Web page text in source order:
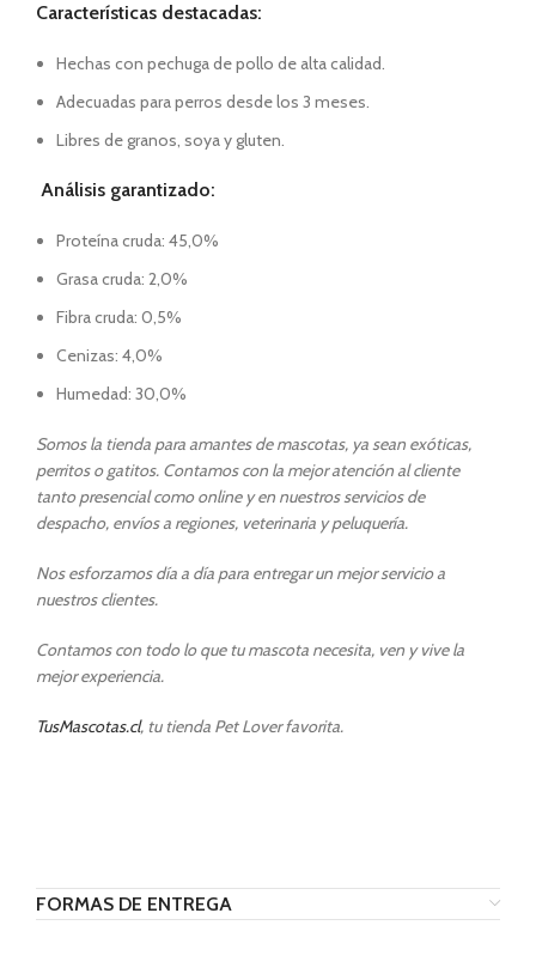
Características destacadas:
Hechas con pechuga de pollo de alta calidad.
Adecuadas para perros desde los 3 meses.
Libres de granos, soya y gluten.
Análisis garantizado:
Proteína cruda: 45,0%
Grasa cruda: 2,0%
Fibra cruda: 0,5%
Cenizas: 4,0%
Humedad: 30,0%
Somos la tienda para amantes de mascotas, ya sean exóticas,
perritos o gatitos. Contamos con la mejor atención al cliente
tanto presencial como online y en nuestros servicios de
despacho, envíos a regiones, veterinaria y peluquería.
Nos esforzamos día a día para entregar un mejor servicio a
nuestros clientes.
Contamos con todo lo que tu mascota necesita, ven y vive la
mejor experiencia.
TusMascotas.cl, tu tienda Pet Lover favorita.
FORMAS DE ENTREGA